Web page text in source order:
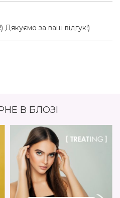
за ваш відгук!)
В БЛОЗІ